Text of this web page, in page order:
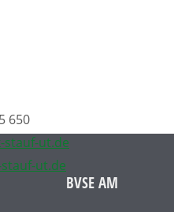
650
stauf-ut.de
ut.de
BVSE AM